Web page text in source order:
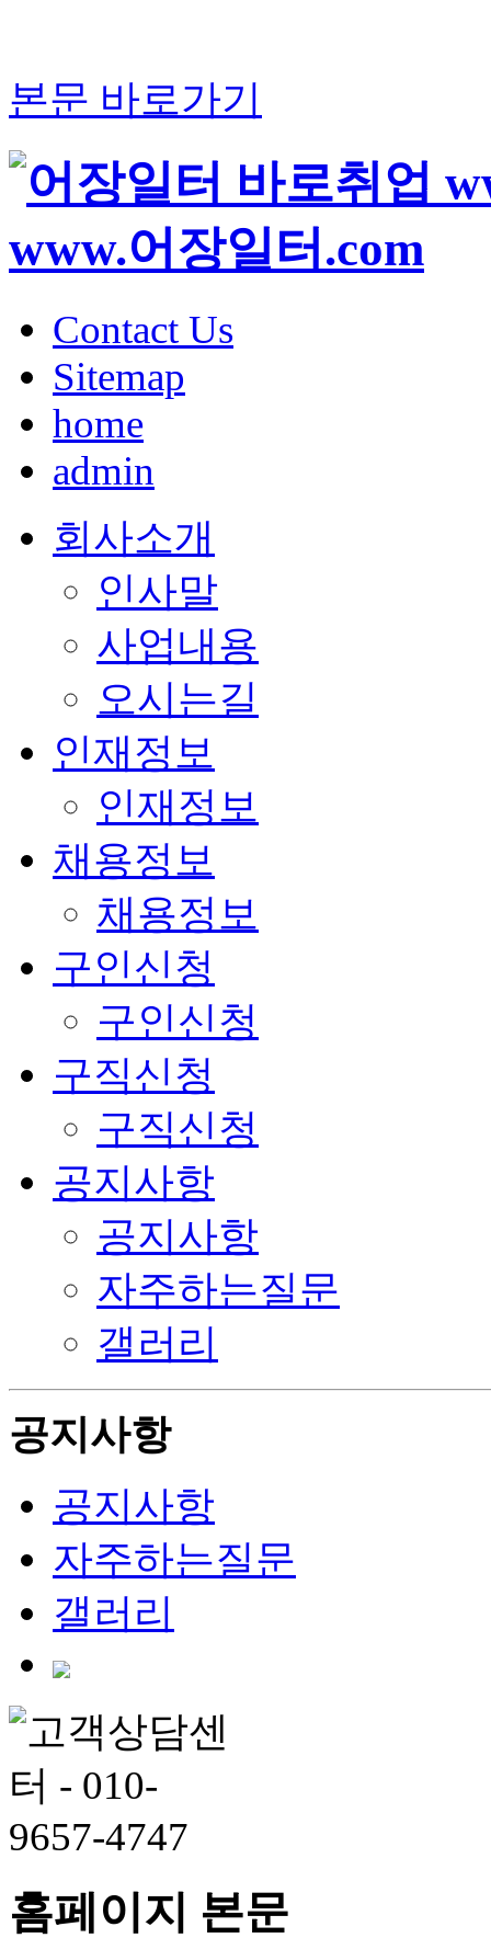
본문 바로가기
Contact Us
Sitemap
home
admin
회사소개
인사말
사업내용
오시는길
인재정보
인재정보
채용정보
채용정보
구인신청
구인신청
구직신청
구직신청
공지사항
공지사항
자주하는질문
갤러리
공지사항
공지사항
자주하는질문
갤러리
홈페이지 본문